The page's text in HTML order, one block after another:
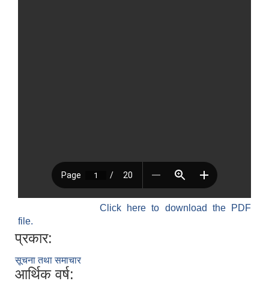
Click here to download the PDF
file.
प्रकार:
सूचना तथा समाचार
आर्थिक वर्ष: